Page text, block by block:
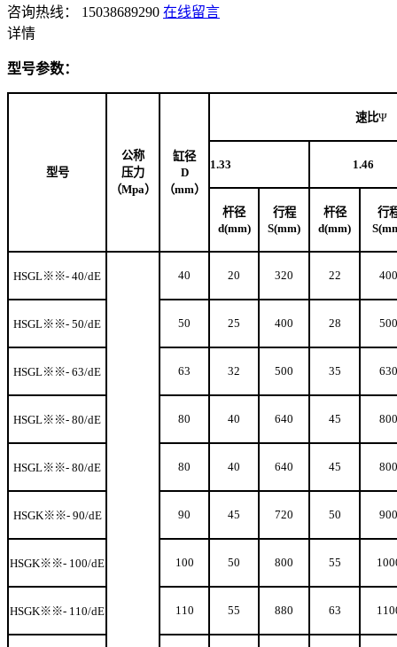
咨询热线： 15038689290 在线留言
详情
型号参数：
型号
公称
压力
（Mpa）
缸径
D
（mm）
速比Ψ
1.33 1.46
杆径
d(mm)
行程
S(mm)
杆径
d(mm)
行
HSGL※※- 40/dE 40 20 320 22 400
HSGL※※- 50/dE 50 25 400 28 500
HSGL※※- 63/dE 63 32 500 35 630
HSGL※※- 80/dE 80 40 640 45 800
HSGL※※- 80/dE 80 40 640 45 800
HSGK※※- 90/dE 90 45 720 50 900
HSGK※※- 100/dE 100 50 800 55
HSGK※※- 110/dE 110 55 880 63